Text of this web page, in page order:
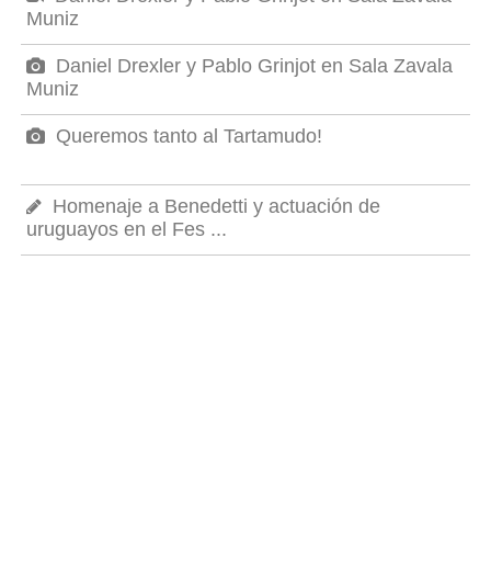
Muniz
Daniel Drexler y Pablo Grinjot en Sala Zavala
Muniz
Queremos tanto al Tartamudo!
Homenaje a Benedetti y actuación de
uruguayos en el Fes ...